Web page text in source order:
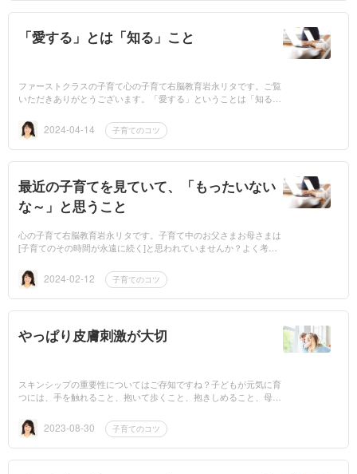
「愛する」とは「知る」こと
ファーストクラスの子育て心の子育て右脳教育岩永リタです。ご覧
いただきありがとうございます。「愛する」ということは「知る」
2024-04-14 子育てのコツ
最近の子育てを見ていて、「もったいない
な～」と思うこと
心の子育て右脳教育岩永リタです。子育て中のお父さまお母さまは
[子育てのその時間が永遠に続く]と思われていませんか？よく考え
2024-02-12 子育てのコツ
やっぱり皮膚刺激が大切
スキンシップの重要性についてはご存知ですね？子どもが元気に育
つには、手を触れること、抱いて歩くこと、抱きしめること、母乳
に...
2023-08-30 子育てのコツ